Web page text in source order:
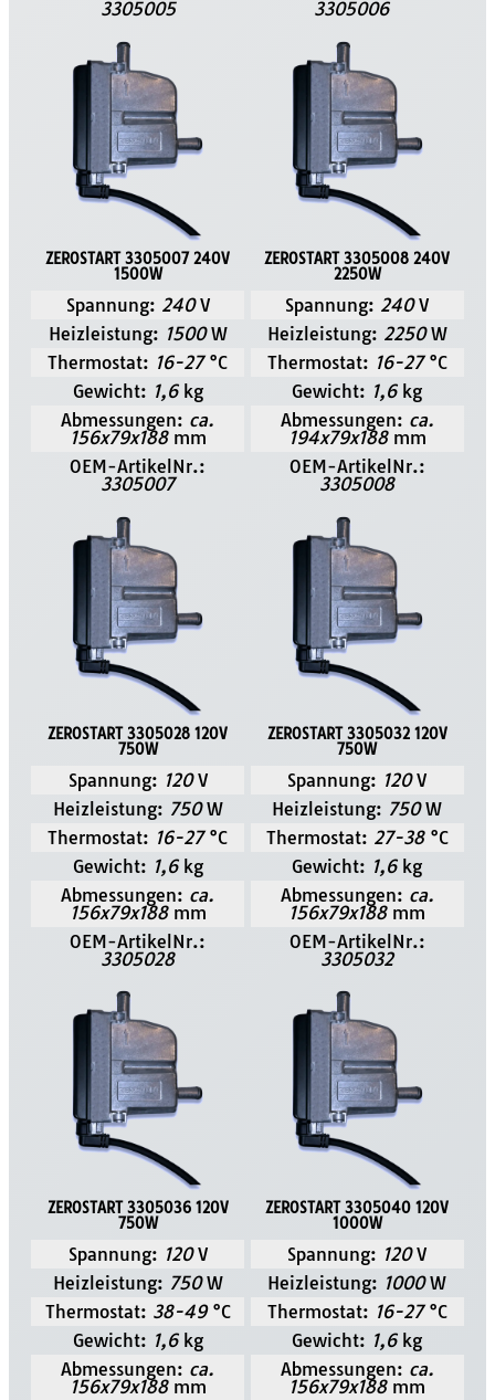
3305005
3305006
ZEROSTART 3305007 240V
1500W
Spannung: 240 V
Heizleistung: 1500 W
Thermostat: 16-27 °C
Gewicht: 1,6 kg
Abmessungen: ca.
156x79x188 mm
OEM-ArtikelNr.:
3305007
ZEROSTART 3305008 240V
2250W
Spannung: 240 V
Heizleistung: 2250 W
Thermostat: 16-27 °C
Gewicht: 1,6 kg
Abmessungen: ca.
194x79x188 mm
OEM-ArtikelNr.:
3305008
ZEROSTART 3305028 120V
750W
Spannung: 120 V
Heizleistung: 750 W
Thermostat: 16-27 °C
Gewicht: 1,6 kg
Abmessungen: ca.
156x79x188 mm
OEM-ArtikelNr.:
3305028
ZEROSTART 3305032 120V
750W
Spannung: 120 V
Heizleistung: 750 W
Thermostat: 27-38 °C
Gewicht: 1,6 kg
Abmessungen: ca.
156x79x188 mm
OEM-ArtikelNr.:
3305032
ZEROSTART 3305036 120V
750W
Spannung: 120 V
Heizleistung: 750 W
Thermostat: 38-49 °C
Gewicht: 1,6 kg
Abmessungen: ca.
156x79x188 mm
ZEROSTART 3305040 120V
1000W
Spannung: 120 V
Heizleistung: 1000 W
Thermostat: 16-27 °C
Gewicht: 1,6 kg
Abmessungen: ca.
156x79x188 mm